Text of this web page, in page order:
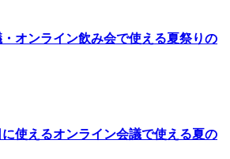
オンライン飲み会で使える夏祭りの
使えるオンライン会議で使える夏の